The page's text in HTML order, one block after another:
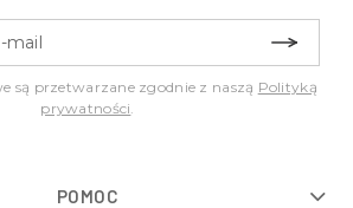
są przetwarzane zgodnie z naszą Polityką
prywatności
POMOC